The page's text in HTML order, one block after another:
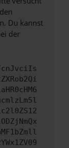
Du kannst
der